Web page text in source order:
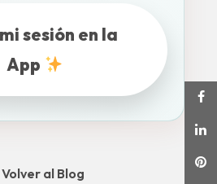
sesión en la
App
al Blog